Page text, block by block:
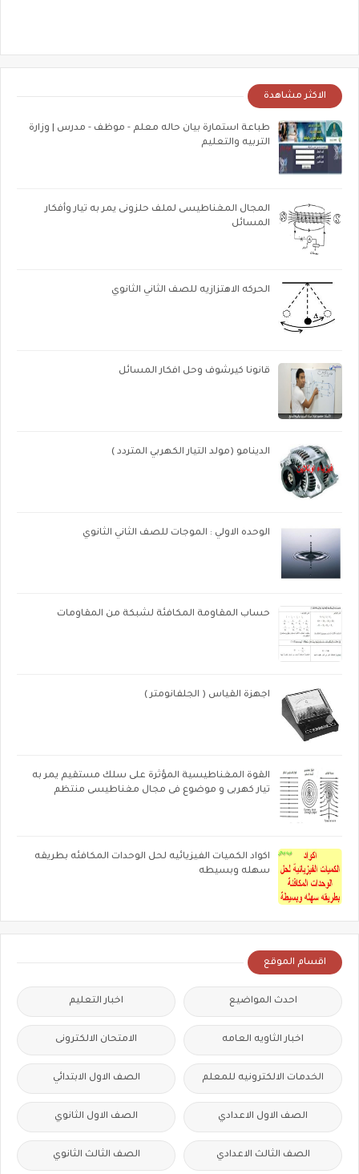
الاكثر مشاهدة
طباعة استمارة بيان حاله معلم - موظف - مدرس | وزارة
التربيه والتعليم
المجال المغناطيسى لملف حلزونى يمر به تيار وأفكار
المسائل
الحركه الاهتزازيه للصف الثاني الثانوي
قانونا كيرشوف وحل افكار المسائل
الدينامو (مولد التيار الكهربي المتردد )
الوحده الاولي : الموجات للصف الثاني الثانوي
حساب المقاومة المكافئة لشبكة من المقاومات
اجهزة القياس ( الجلفانومتر )
القوة المغناطيسية المؤثرة على سلك مستقيم يمر به
تيار كهربى و موضوع فى مجال مغناطيسى منتظم
اكواد الكميات الفيزيائيه لحل الوحدات المكافئه بطريقه
سهله وبسيطه
اقسام الموقع
احدث المواضيع اخبار التعليم
اخبار الثاويه العامه الامتحان الالكترونى
الخدمات الالكترونيه للمعلم الصف الاول الابتدائي
الصف الاول الاعدادي الصف الاول الثانوي
الصف الثالث الاعدادي الصف الثالث الثانوي